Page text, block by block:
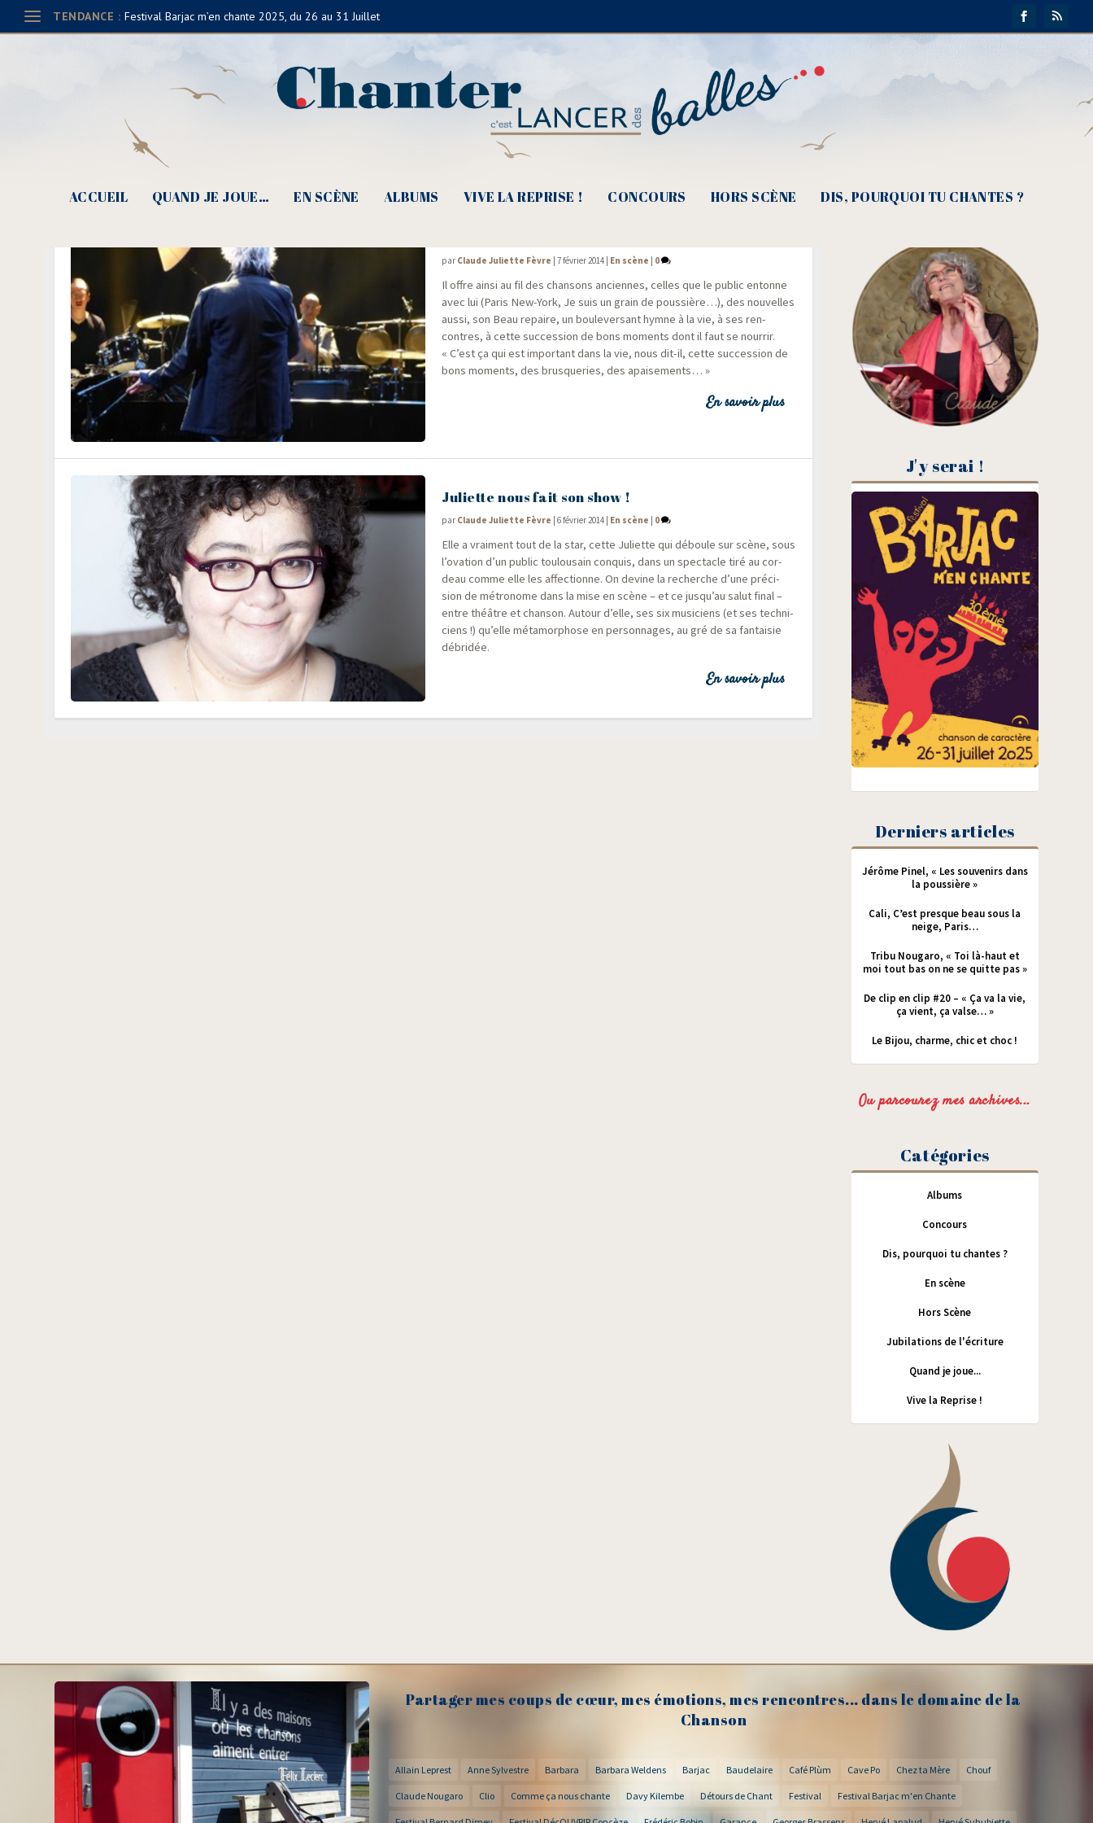
TENDANCE : Festival Barjac m’en chante 2025, du 26 au 31 Juillet
ACCUEIL QUAND JE JOUE… EN SCÈNE ALBUMS VIVE LA REPRISE ! CONCOURS HORS SCÈNE DIS, POURQUOI TU CHANTES ?
par Claude Juliette Fèvre |7 février 2014 En scène 0
Il offre ain­si au fil des chan­sons anciennes, celles que le public entonne
avec lui (Paris New-York, Je suis un grain de pous­sière…), des nou­velles
aus­si, son Beau repaire, un bou­le­ver­sant hymne à la vie, à ses ren­
contres, à cette suc­ces­sion de bons moments dont il faut se nour­rir.
« C’est ça qui est impor­tant dans la vie, nous dit-il, cette suc­ces­sion de
bons moments, des brus­que­ries, des apaisements… »
En savoir plus
Juliette nous fait son show !
par Claude Juliette Fèvre |6 février 2014 En scène 0
Elle a vrai­ment tout de la star, cette Juliette qui déboule sur scène, sous
l’ovation d’un public tou­lou­sain conquis, dans un spec­tacle tiré au cor­
deau comme elle les affec­tionne. On devine la recherche d’une pré­ci­
sion de métro­nome dans la mise en scène – et ce jusqu’au salut final –
entre théâtre et chan­son. Autour d’elle, ses six musi­ciens (et ses tech­ni­
ciens !) qu’elle méta­mor­phose en per­son­nages, au gré de sa fan­tai­sie
débridée.
En savoir plus
J'y serai !
Derniers articles
Jérôme Pinel, « Les souvenirs dans
la poussière »
Cali, C’est presque beau sous la
neige, Paris…
Tribu Nougaro, « Toi là-haut et
moi tout bas on ne se quitte pas »
De clip en clip #20 – « Ça va la vie,
ça vient, ça valse… »
Le Bijou, charme, chic et choc !
Ou parcourez mes archives...
Catégories
Albums
Concours
Dis, pourquoi tu chantes ?
En scène
Hors Scène
Jubilations de l'écriture
Quand je joue...
Vive la Reprise !
Partager mes coups de cœur, mes émotions, mes rencontres... dans le domaine de la
Chanson
Allain Leprest Anne Sylvestre Barbara Barbara Weldens Barjac Baudelaire Café Plùm Cave Po Chez ta Mère Chouf
Claude Nougaro Clio Comme ça nous chante Davy Kilembe Détours de Chant Festival Festival Barjac m'en Chante